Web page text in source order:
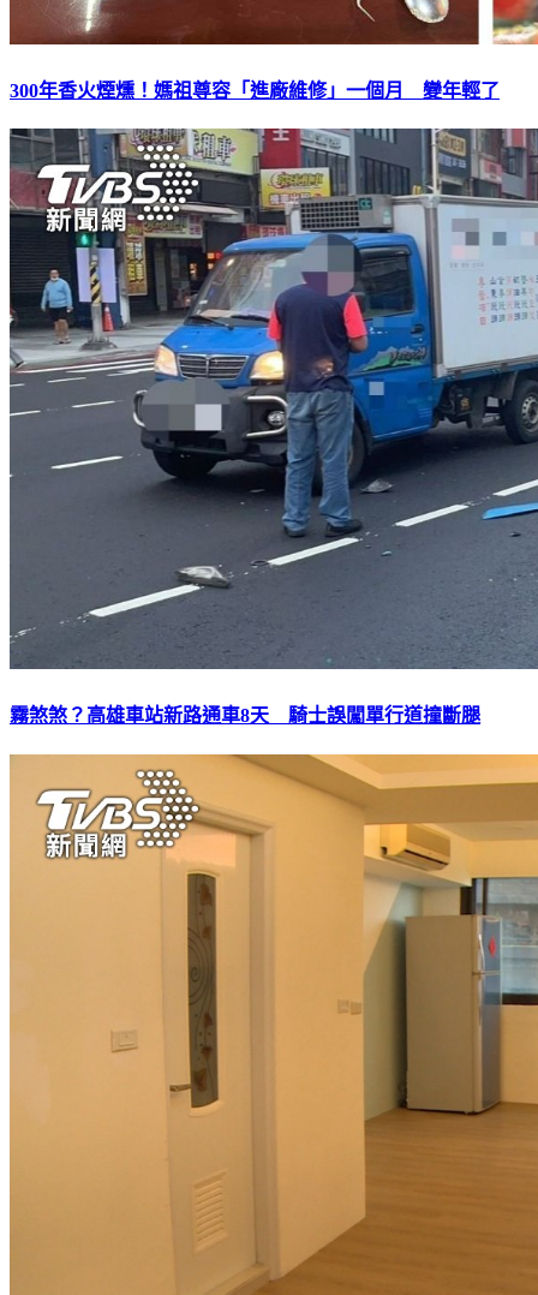
300年香火煙燻！媽祖尊容「進廠維修」一個月 變年輕了
霧煞煞？高雄車站新路通車8天 騎士誤闖單行道撞斷腿